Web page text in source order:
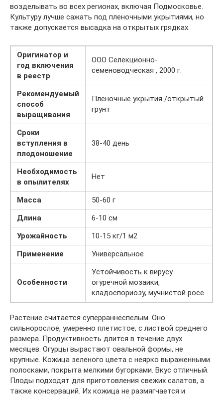
возделывать во всех регионах, включая Подмосковье.
Культуру лучше сажать под пленочными укрытиями, но
также допускается высадка на открытых грядках.
Оригинатор и
год включения
в реестр
ООО Селекционно-
семеноводческая , 2000 г.
Рекомендуемый
способ
выращивания
Пленочные укрытия /открытый
грунт
Сроки
вступления в
плодоношение
38-40 день
Необходимость
в опылителях
Нет
Масса
50-60 г
Длина
6-10 см
Урожайность
10-15 кг/1 м2
Применение
Универсальное
Особенности
Устойчивость к вирусу
огуречной мозаики,
кладоспориозу, мучнистой росе
Растение считается суперраннеспелым. Оно
сильнорослое, умеренно плетистое, с листвой среднего
размера. Продуктивность длится в течение двух
месяцев. Огурцы вырастают овальной формы, не
крупные. Кожица зеленого цвета с неярко выраженными
полосками, покрыта мелкими бугорками. Вкус отличный.
Плоды подходят для приготовления свежих салатов, а
также консерваций. Их кожица не размягчается и